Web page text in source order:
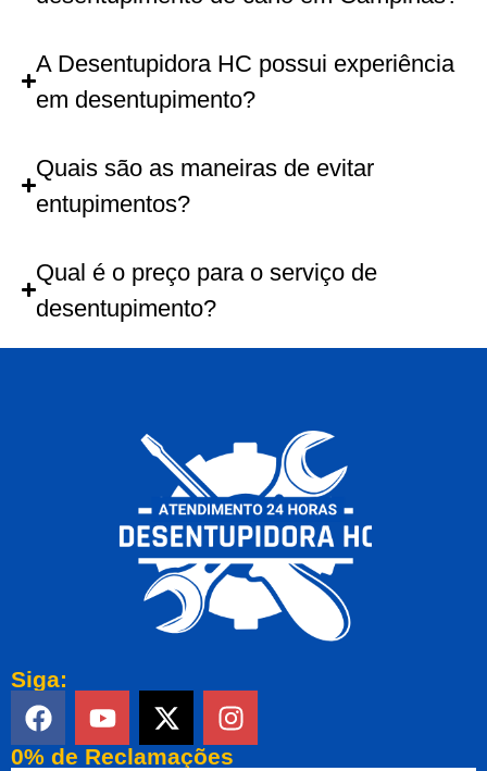
A Desentupidora HC possui experiência
em desentupimento?
Quais são as maneiras de evitar
entupimentos?
Qual é o preço para o serviço de
desentupimento?
Siga:
0% de Reclamações